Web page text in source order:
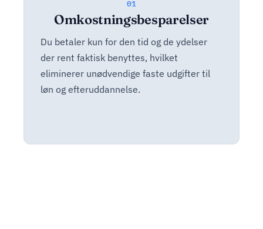
01
Omkostningsbesparelser
Du betaler kun for den tid og de ydelser
der rent faktisk benyttes, hvilket
eliminerer unødvendige faste udgifter til
løn og efteruddannelse.